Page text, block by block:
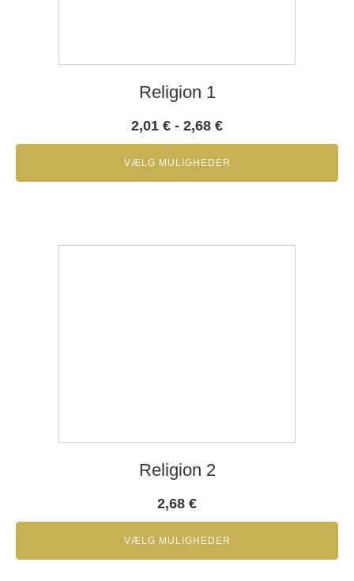
Religion 1
2,01 € - 2,68 €
VÆLG MULIGHEDER
Religion 2
2,68 €
VÆLG MULIGHEDER